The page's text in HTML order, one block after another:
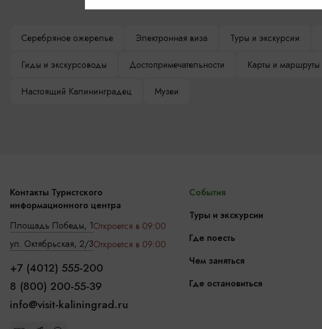
Серебряное ожерелье Электронная виза Туры и экскурсии
Гиды и экскурсоводы Достопримечательности Карты и маршруты
Настоящий Калининградец Музеи
Контакты Туристского
информационного центра
Площадь Победы, 1Откроется в 09:00
ул. Октябрьская, 2/3Откроется в 09:00
+7 (4012) 555-200
8 (800) 200-55-39
info@visit-kaliningrad.ru
События
Туры и экскурсии
Где поесть
Чем заняться
Где остановиться